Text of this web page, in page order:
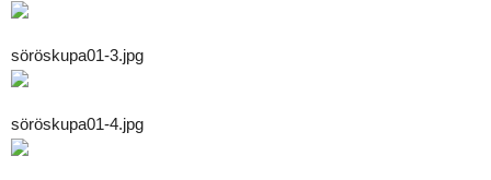
söröskupa01-3.jpg
söröskupa01-4.jpg